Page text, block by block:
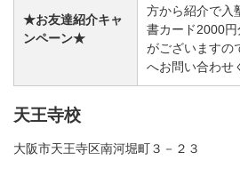
★お友達紹介キャ
ンペーン★
方から紹介で入
書カード2000
がございますの
へお問い合わせ
天王寺校
大阪市天王寺区南河堀町３－２３